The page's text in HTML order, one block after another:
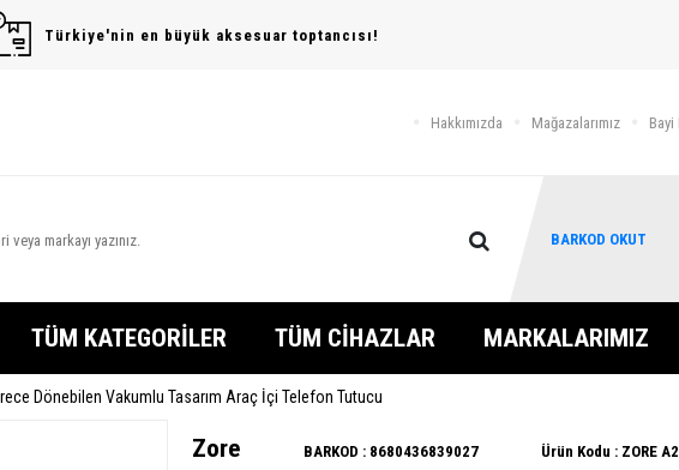
Türkiye'nin en büyük aksesuar toptancısı!
Hakkımızda Mağazalarımız
BARKOD OKUT
TÜM KATEGORİLER TÜM CİHAZLAR MARKALARIMIZ
Dönebilen Vakumlu Tasarım Araç İçi Telefon Tutucu
Zore BARKOD : 8680436839027 Ürün Kodu : ZORE